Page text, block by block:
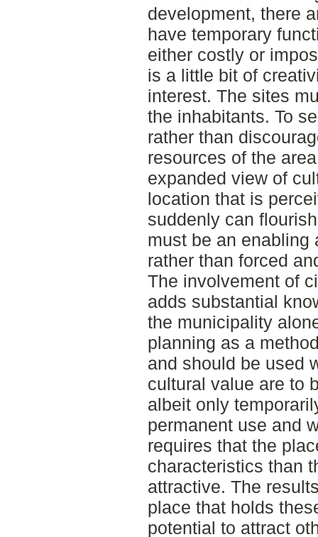
development, there
have temporary
either costly or
is a little bit of
interest. The sites
the inhabitants. To
rather than
resources of the
expanded view of
location that is
suddenly can
must be an enabling
rather than forced
The involvement of
adds substantial
the municipality
planning as a
and should be used
cultural value are to
albeit only
permanent use and
requires that the
characteristics than
attractive. The
place that holds
potential to attract